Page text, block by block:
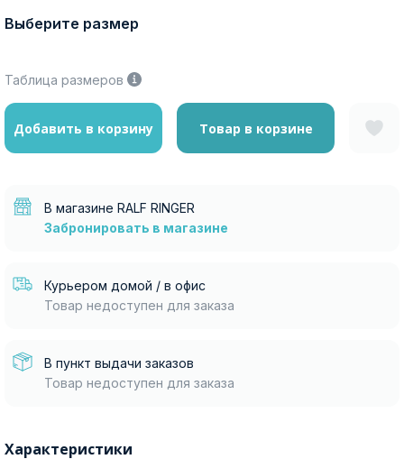
Выберите размер
Таблица размеров
Добавить в корзину Товар в корзине
В магазине RALF RINGER
Забронировать в магазине
Курьером домой / в офис
Товар недоступен для заказа
В пункт выдачи заказов
Товар недоступен для заказа
Характеристики